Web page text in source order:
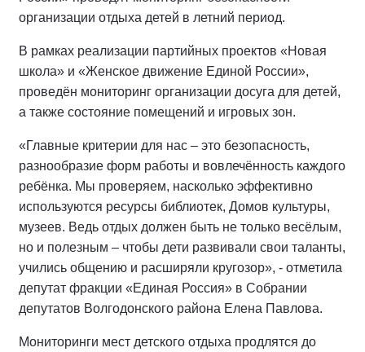
организации отдыха детей в летний период.
В рамках реализации партийных проектов «Новая
школа» и «Женское движение Единой России»,
проведён мониторинг организации досуга для детей,
а также состояние помещений и игровых зон.
«Главные критерии для нас – это безопасность,
разнообразие форм работы и вовлечённость каждого
ребёнка. Мы проверяем, насколько эффективно
используются ресурсы библиотек, Домов культуры,
музеев. Ведь отдых должен быть не только весёлым,
но и полезным – чтобы дети развивали свои таланты,
учились общению и расширяли кругозор», - отметила
депутат фракции «Единая Россия» в Собрании
депутатов Волгодонского района Елена Павлова.
Мониторинги мест детского отдыха продлятся до